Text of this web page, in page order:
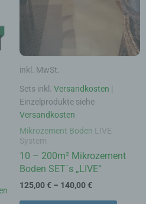
inkl. MwSt.
Sets inkl. Versandkosten |
Einzelprodukte siehe
Versandkosten
Mikrozement Boden LIVE
System
10 – 200m² Mikrozement
Boden SET´s „LIVE“
125,00€ – 140,00€
auf.
Die
auf